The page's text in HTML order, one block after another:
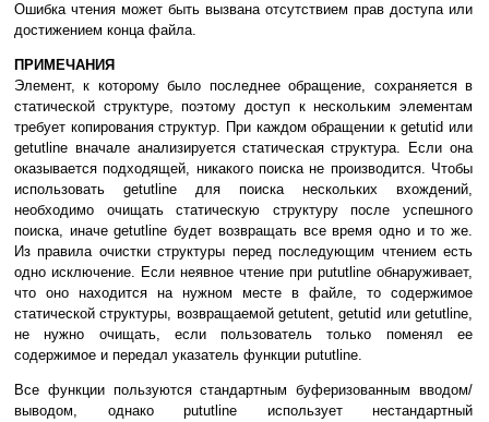
Ошибка чтения может быть вызвана отсутствием прав доступа или
достижением конца файла.
ПРИМЕЧАНИЯ
Элемент, к которому было последнее обращение, сохраняется в
статической структуре, поэтому доступ к нескольким элементам
требует копирования структур. При каждом обращении к getutid или
getutline вначале анализируется статическая структура. Если она
оказывается подходящей, никакого поиска не производится. Чтобы
использовать getutline для поиска нескольких вхождений,
необходимо очищать статическую структуру после успешного
поиска, иначе getutline будет возвращать все время одно и то же.
Из правила очистки структуры перед последующим чтением есть
одно исключение. Если неявное чтение при pututline обнаруживает,
что оно находится на нужном месте в файле, то содержимое
статической структуры, возвращаемой getutent, getutid или getutline,
не нужно очищать, если пользователь только поменял ее
содержимое и передал указатель функции pututline.
Все функции пользуются стандартным буферизованным вводом/
выводом, однако pututline использует нестандартный